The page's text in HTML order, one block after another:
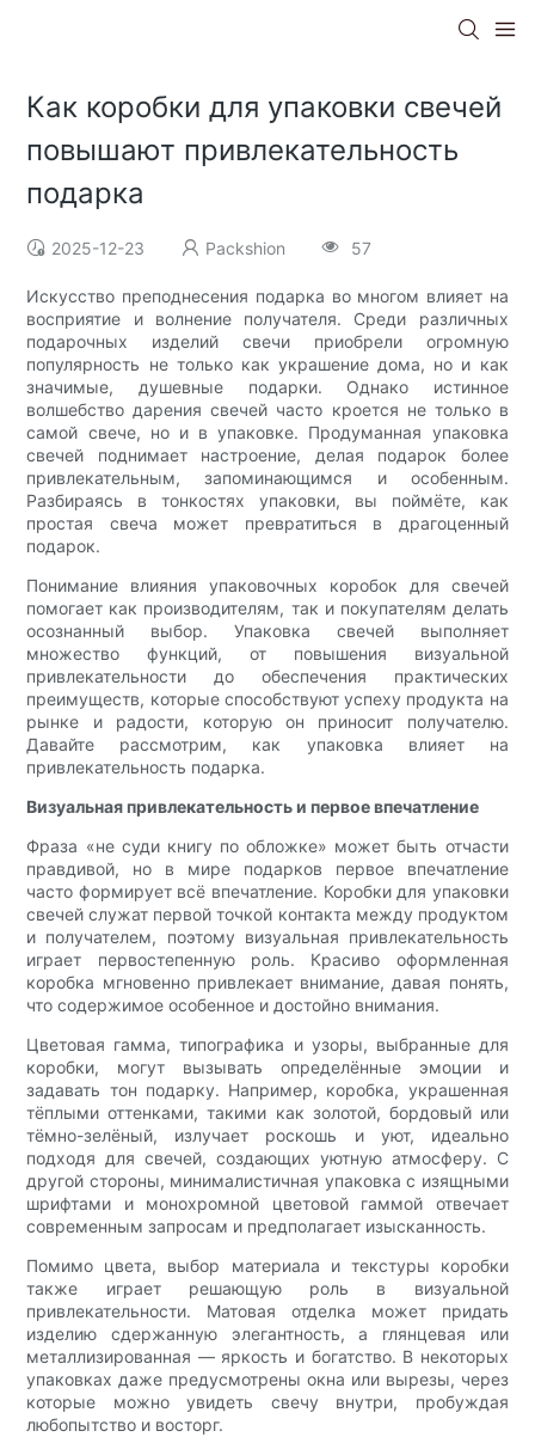
Как коробки для упаковки свечей
повышают привлекательность
подарка
2025-12-23 Packshion 57
Искусство преподнесения подарка во многом влияет на
восприятие и волнение получателя. Среди различных
подарочных изделий свечи приобрели огромную
популярность не только как украшение дома, но и как
значимые, душевные подарки. Однако истинное
волшебство дарения свечей часто кроется не только в
самой свече, но и в упаковке. Продуманная упаковка
свечей поднимает настроение, делая подарок более
привлекательным, запоминающимся и особенным.
Разбираясь в тонкостях упаковки, вы поймёте, как
простая свеча может превратиться в драгоценный
подарок.
Понимание влияния упаковочных коробок для свечей
помогает как производителям, так и покупателям делать
осознанный выбор. Упаковка свечей выполняет
множество функций, от повышения визуальной
привлекательности до обеспечения практических
преимуществ, которые способствуют успеху продукта на
рынке и радости, которую он приносит получателю.
Давайте рассмотрим, как упаковка влияет на
привлекательность подарка.
Визуальная привлекательность и первое впечатление
Фраза «не суди книгу по обложке» может быть отчасти
правдивой, но в мире подарков первое впечатление
часто формирует всё впечатление. Коробки для упаковки
свечей служат первой точкой контакта между продуктом
и получателем, поэтому визуальная привлекательность
играет первостепенную роль. Красиво оформленная
коробка мгновенно привлекает внимание, давая понять,
что содержимое особенное и достойно внимания.
Цветовая гамма, типографика и узоры, выбранные для
коробки, могут вызывать определённые эмоции и
задавать тон подарку. Например, коробка, украшенная
тёплыми оттенками, такими как золотой, бордовый или
тёмно-зелёный, излучает роскошь и уют, идеально
подходя для свечей, создающих уютную атмосферу. С
другой стороны, минималистичная упаковка с изящными
шрифтами и монохромной цветовой гаммой отвечает
современным запросам и предполагает изысканность.
Помимо цвета, выбор материала и текстуры коробки
также играет решающую роль в визуальной
привлекательности. Матовая отделка может придать
изделию сдержанную элегантность, а глянцевая или
металлизированная — яркость и богатство. В некоторых
упаковках даже предусмотрены окна или вырезы, через
которые можно увидеть свечу внутри, пробуждая
любопытство и восторг.